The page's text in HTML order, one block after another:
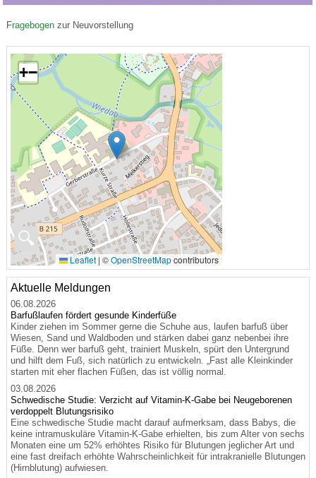
Fragebogenzur Neuvorstellung
🔍
+−
Leaflet | ©OpenStreetMapcontributors
Aktuelle Meldungen
06.08.2026
Barfußlaufen fördert gesunde Kinderfüße
Kinder ziehen im Sommer gerne die Schuhe aus, laufen barfuß über
Wiesen, Sand und Waldboden und stärken dabei ganz nebenbei ihre
Füße. Denn wer barfuß geht, trainiert Muskeln, spürt den Untergrund
und hilft dem Fuß, sich natürlich zu entwickeln. „Fast alle Kleinkinder
starten mit eher flachen Füßen, das ist völlig normal.
03.08.2026
Schwedische Studie: Verzicht auf Vitamin-K-Gabe bei Neugeborenen
verdoppelt Blutungsrisiko
Eine schwedische Studie macht darauf aufmerksam, dass Babys, die
keine intramuskuläre Vitamin-K-Gabe erhielten, bis zum Alter von sechs
Monaten eine um 52% erhöhtes Risiko für Blutungen jeglicher Art und
eine fast dreifach erhöhte Wahrscheinlichkeit für intrakranielle Blutungen
(Hirnblutung) aufwiesen.